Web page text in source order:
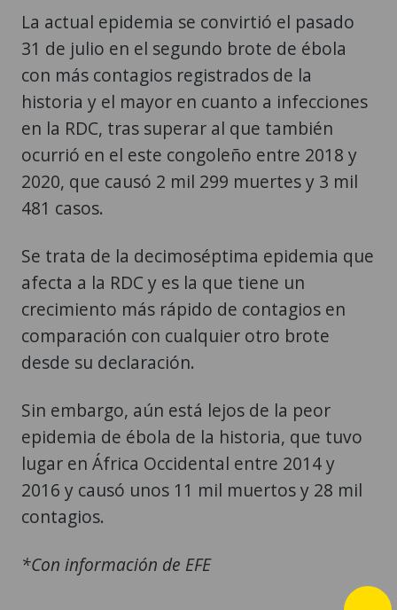
La actual epidemia se convirtió el pasado
31 de julio en el segundo brote de ébola
con más contagios registrados de la
historia y el mayor en cuanto a infecciones
en la RDC, tras superar al que también
ocurrió en el este congoleño entre 2018 y
2020, que causó 2 mil 299 muertes y 3 mil
481 casos.
Se trata de la decimoséptima epidemia que
afecta a la RDC y es la que tiene un
crecimiento más rápido de contagios en
comparación con cualquier otro brote
desde su declaración.
Sin embargo, aún está lejos de la peor
epidemia de ébola de la historia, que tuvo
lugar en África Occidental entre 2014 y
2016 y causó unos 11 mil muertos y 28 mil
contagios.
*Con información de EFE